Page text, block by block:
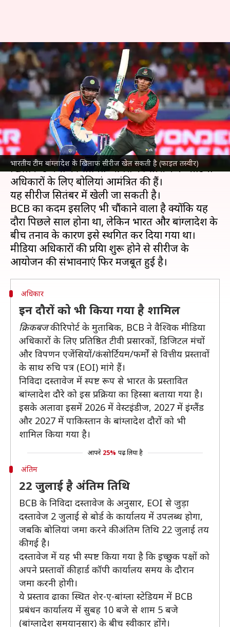
भारतीय टीम बांग्लादेश के खिलाफ सीरीज खेल सकती है (फाइल तस्वीर)
क्या सितंबर में बांग्लादेश का दौरा
करेगी भारतीय क्रिकेट टीम? सामने
आई यह सच्चाई
लेखन आदर्श कुमार Jul 01, 2026 06:43 pm
क्या है खबर?
बांग्लादेश क्रिकेट बोर्ड (BCB) नेभारतीय क्रिकेट टीमके
खिलाफ 6 मैचों की सीमित ओवरों की सीरीज के मीडिया
अधिकारों के लिए बोलियां आमंत्रित की हैं।
यह सीरीज सितंबर में खेली जा सकती है।
BCB का कदम इसलिए भी चौंकाने वाला है क्योंकि यह
दौरा पिछले साल होना था, लेकिन भारत और बांग्लादेश के
बीच तनाव के कारण इसे स्थगित कर दिया गया था।
मीडिया अधिकारों की प्रक्रिया शुरू होने से सीरीज के
अधिकार
इन दौरों को भी किया गया है शामिल
क्रिकबजकी रिपोर्ट के मुताबिक, BCB ने वैश्विक मीडिया
अधिकारों के लिए प्रतिष्ठित टीवी प्रसारकों, डिजिटल मंचों
और विपणन एजेंसियों/कंसोर्टियम/फर्मों से वित्तीय प्रस्तावों
के साथ रुचि पत्र (EOI) मांगे हैं।
निविदा दस्तावेज में स्पष्ट रूप से भारत के प्रस्तावित
बांग्लादेश दौरे को इस प्रक्रिया का हिस्सा बताया गया है।
इसके अलावा इसमें 2026 में वेस्टइंडीज, 2027 में इंग्लैंड
और 2027 में पाकिस्तान के बांग्लादेश दौरों को भी
शामिल किया गया है।
आपने 25% पढ़ लिया है
अंतिम
22 जुलाई है अंतिम तिथि
BCB के निविदा दस्तावेज के अनुसार, EOI से जुड़ा
दस्तावेज 2 जुलाई से बोर्ड के कार्यालय में उपलब्ध होगा,
जबकि बोलियां जमा करने की अंतिम तिथि 22 जुलाई तय
की गई है।
दस्तावेज में यह भी स्पष्ट किया गया है कि इच्छुक पक्षों को
अपने प्रस्तावों की हार्ड कॉपी कार्यालय समय के दौरान
जमा करनी होगी।
ये प्रस्ताव ढाका स्थित शेर-ए-बांग्ला स्टेडियम में BCB
प्रबंधन कार्यालय में सुबह 10 बजे से शाम 5 बजे
(बांग्लादेश समयानुसार) के बीच स्वीकार होंगे।